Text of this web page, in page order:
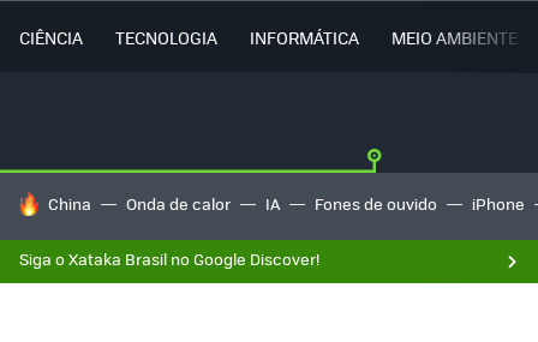
CIÊNCIA TECNOLOGIA INFORMÁTICA MEIO AMBIENTE
TENDÊNCIAS DO DIA
China Onda de calor IA Fones de ouvido iPhone
Siga o Xataka Brasil no Google Discover!